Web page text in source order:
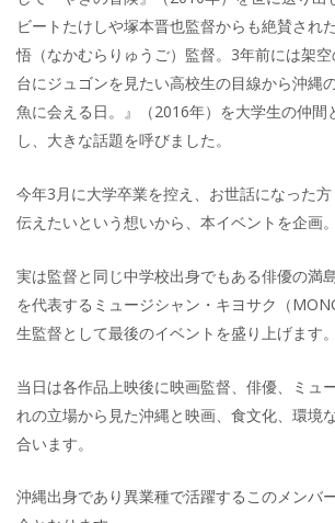
ビートたけしや塚本晋也監督からも絶賛され
悟（なかむらりゅうご）監督。3年前には架
台にジュゴンを見たい高校生の目線から沖縄
魚に会える日。』（2016年）を大学生の仲間
し、大きな話題を呼びました。
今年3月に大学卒業を控え、お世話になった
伝えたいという想いから、本イベントを企画。
実は監督と同じ中学校出身でもある俳優の満
を代表するミュージシャン・キヨサク（
生監督として最後のイベントを盛り上げます。
当日は各作品上映後に映画監督、俳優、ミュ
れの立場から見た沖縄と映画、食文化、環境
合います。
沖縄出身であり異業種で活躍するこのメンバ